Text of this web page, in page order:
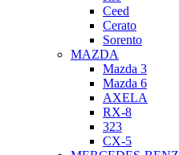
Ceed
Cerato
Sorento
MAZDA
Mazda 3
Mazda 6
AXELA
RX-8
323
CX-5